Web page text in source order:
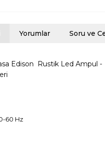
Yorumlar Soru ve
Edison Rustik Led Ampul -
60 Hz